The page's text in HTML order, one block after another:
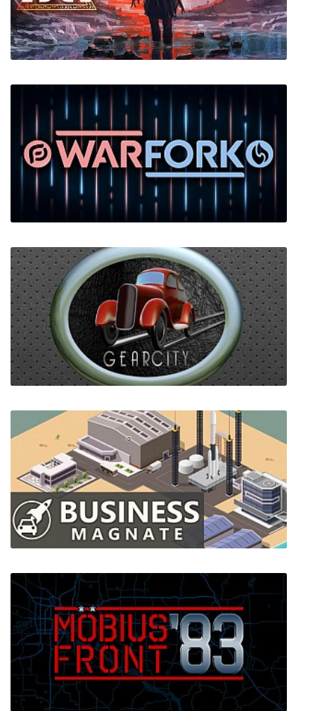
Along the Edge
Warfork
GearCity
Business Magnate